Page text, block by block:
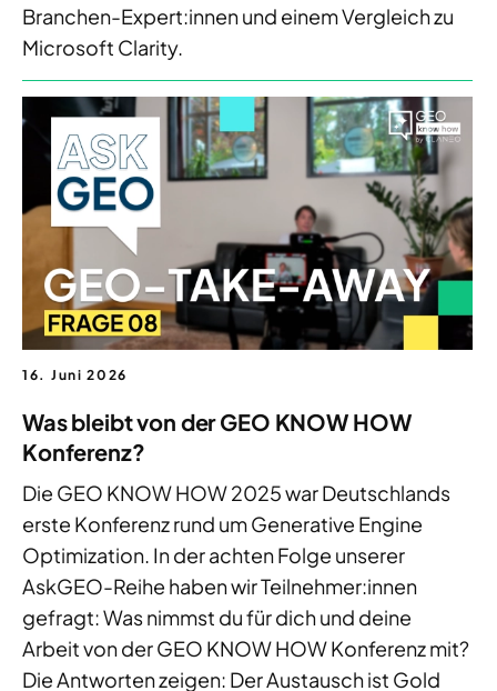
Branchen-Expert:innen und einem Vergleich zu
Microsoft Clarity.
16. Juni 2026
Was bleibt von der GEO KNOW HOW
Konferenz?
Die GEO KNOW HOW 2025 war Deutschlands
erste Konferenz rund um Generative Engine
Optimization. In der achten Folge unserer
AskGEO-Reihe haben wir Teilnehmer:innen
gefragt: Was nimmst du für dich und deine
Arbeit von der GEO KNOW HOW Konferenz mit?
Die Antworten zeigen: Der Austausch ist Gold